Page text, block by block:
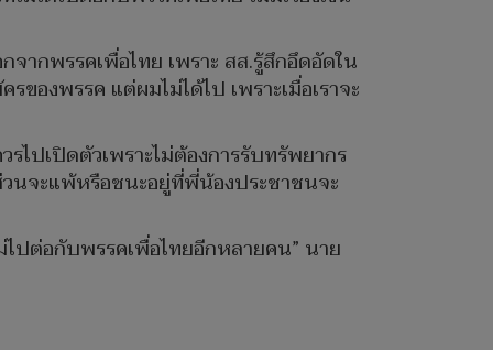
ากพรรคเพื่อไทย เพราะ สส.รู้สึกอึดอัดใน
องพรรค แต่ผมไม่ได้ไป เพราะเมื่อเราจะ
ไปเปิดตัวเพราะไม่ต้องการรับทรัพยากร
วนจะแพ้หรือชนะอยู่ที่พี่น้องประชาชนจะ
ไปต่อกับพรรคเพื่อไทยอีกหลายคน” นาย